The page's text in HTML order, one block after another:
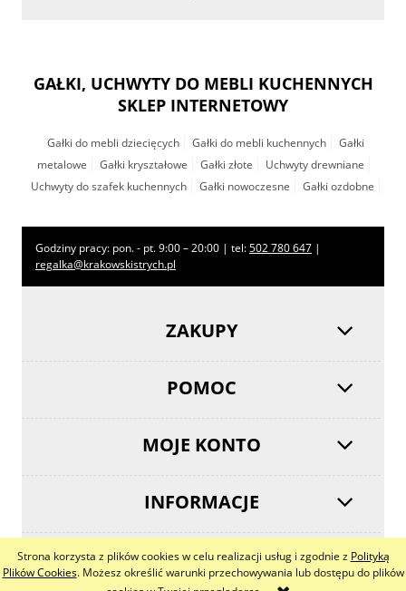
Strona korzysta z plików cookies w celu realizacji usług i zgodnie z Polityką
Plików Cookies. Możesz określić warunki przechowywania lub dostępu do plików
GAŁKI, UCHWYTY DO MEBLI KUCHENNYCH
SKLEP INTERNETOWY
Gałki do mebli dziecięcych Gałki do mebli kuchennych
Gałki
metalowe
Gałki kryształowe Gałki złote
Uchwyty drewniane
Uchwyty do szafek kuchennych
Gałki nowoczesne Gałki ozdobne
Godziny pracy: pon. - pt. 9:00 – 20:00 | tel:502 780 647 |
regalka@krakowskistrych.pl
ZAKUPY
POMOC
MOJE KONTO
INFORMACJE
pokaż pełną wersję strony